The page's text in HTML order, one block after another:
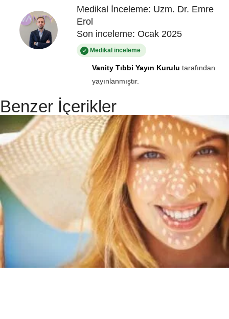
Medikal İnceleme: Uzm. Dr. Emre
Erol
Son inceleme: Ocak 2025
Medikal inceleme
Vanity Tıbbi Yayın Kurulu tarafından
yayınlanmıştır.
Benzer İçerikler